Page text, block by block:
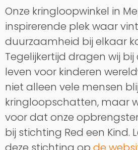
Onze kringloopwinkel in
inspirerende plek waar
duurzaamheid bij elkaar
Tegelijkertijd dragen wij
leven voor kinderen
niet alleen vele mensen
kringloopschatten, maar
voor dat onze
bij stichting Red een Kind.